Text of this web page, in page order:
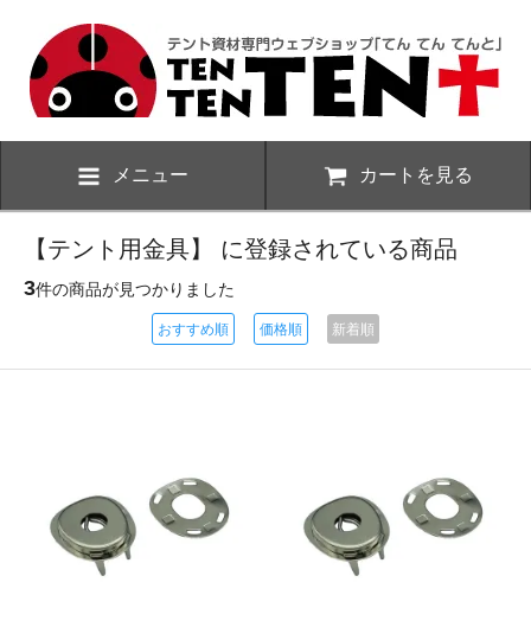
メニュー カートを見る
【テント用金具】 に登録されている商品
3件の商品が見つかりました
おすすめ順 価格順 新着順